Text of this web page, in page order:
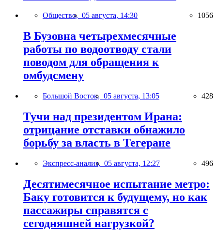
Общество, 05 августа, 14:30 1056
В Бузовна четырехмесячные
работы по водоотводу стали
поводом для обращения к
омбудсмену
Большой Восток, 05 августа, 13:05 428
Тучи над президентом Ирана:
отрицание отставки обнажило
борьбу за власть в Тегеране
Экспресс-анализ, 05 августа, 12:27 496
Десятимесячное испытание метро:
Баку готовится к будущему, но как
пассажиры справятся с
сегодняшней нагрузкой?